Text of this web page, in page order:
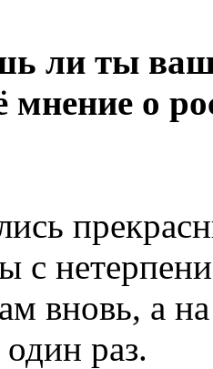
ли ты
мнение о
с
вновь, а
раз.